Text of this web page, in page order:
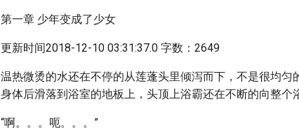
第一章 少年变成了少女
更新时间2018-12-10 03:31:37.0 字数：2649
温热微烫的水还在不停的从莲蓬头里倾泻而下，不是很均匀
身体后滑落到浴室的地板上，头顶上浴霸还在不断的向整个
“啊。。。呃。。。”